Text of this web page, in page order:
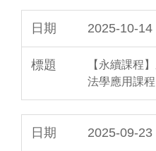
2025-10-14
【永續課程
法學應用課
2025-09-23